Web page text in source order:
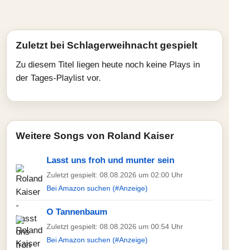
Zuletzt bei Schlagerweihnacht gespielt
Zu diesem Titel liegen heute noch keine Plays in
der Tages-Playlist vor.
Weitere Songs von Roland Kaiser
Lasst uns froh und munter sein
Zuletzt gespielt: 08.08.2026 um 02:00 Uhr
Bei Amazon suchen (#Anzeige)
O Tannenbaum
Zuletzt gespielt: 08.08.2026 um 00:54 Uhr
Bei Amazon suchen (#Anzeige)